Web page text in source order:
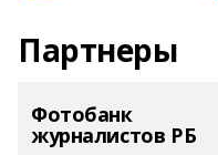
Партнеры
Фотобанк
журналистов РБ